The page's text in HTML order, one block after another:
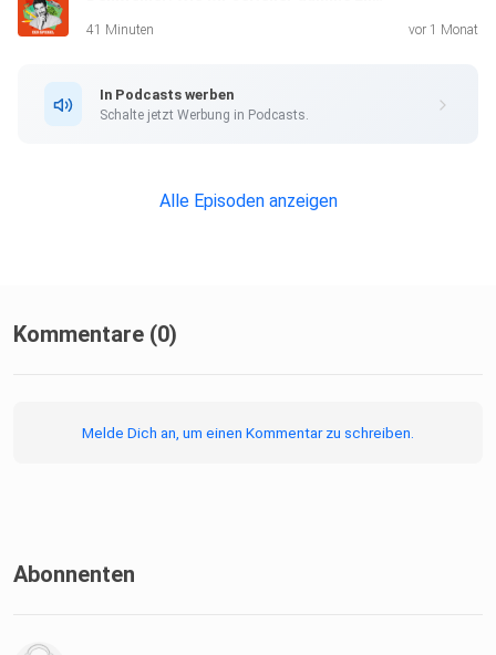
Sie möchten den SPIEGEL mitgestalten? Registrieren Sie
41 Minuten vor 1 Monat
In Podcasts werben
Schalte jetzt Werbung in Podcasts.
Alle Episoden anzeigen
Kommentare (0)
Melde Dich an, um einen Kommentar zu schreiben.
Abonnenten